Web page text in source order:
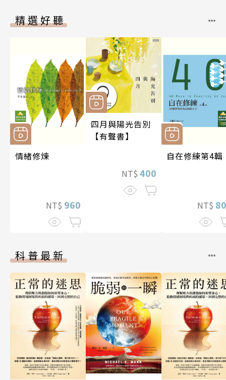
精選好聽
情緒修煉
NT$ 960
四月與陽光告別
【有聲書】
NT$ 400
自在修練第4輯
NT$
科普最新